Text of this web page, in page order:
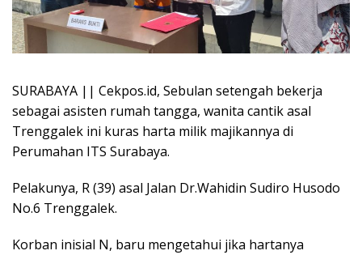
SURABAYA || Cekpos.id, Sebulan setengah bekerja
sebagai asisten rumah tangga, wanita cantik asal
Trenggalek ini kuras harta milik majikannya di
Perumahan ITS Surabaya.
Pelakunya, R (39) asal Jalan Dr.Wahidin Sudiro Husodo
No.6 Trenggalek.
Korban inisial N, baru mengetahui jika hartanya